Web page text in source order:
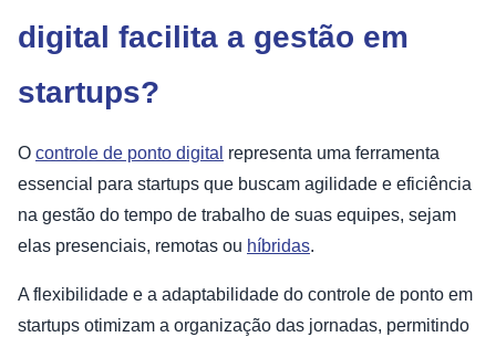
digital facilita a gestão em
startups?
O controle de ponto digital representa uma ferramenta
essencial para startups que buscam agilidade e eficiência
na gestão do tempo de trabalho de suas equipes, sejam
elas presenciais, remotas ou híbridas.
A flexibilidade e a adaptabilidade do controle de ponto em
startups otimizam a organização das jornadas, permitindo